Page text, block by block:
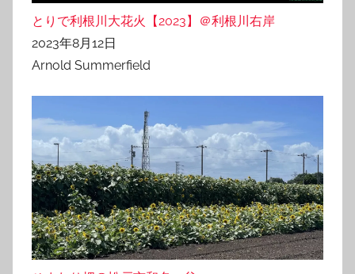
とりで利根川大花火【2023】＠利根川右岸
2023年8月12日
Arnold Summerfield